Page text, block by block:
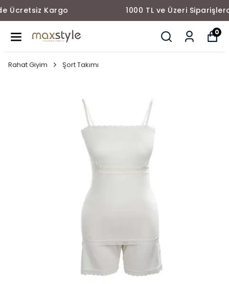
1000 TL ve Üzeri Siparişlerde Ücretsiz Kargo
0
Rahat Giyim Şort Takımı